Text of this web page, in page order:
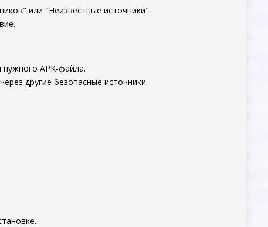
или "Неизвестные источники".
нужного APK-файла.
другие безопасные источники.